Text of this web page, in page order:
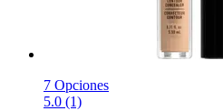
7 Opciones
5.0 (1)